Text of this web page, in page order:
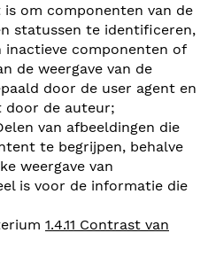
om componenten van de
statussen te identificeren,
componenten of
de weergave van de
door de user agent en
door de auteur;
van afbeeldingen die
te begrijpen, behalve
weergave van
is voor de informatie die
1.4.11 Contrast van